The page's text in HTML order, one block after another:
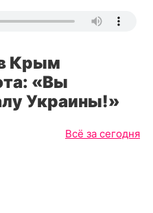
Крым
«Вы
Украины!»
Всё за сегодня